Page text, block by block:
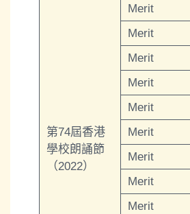
第74屆香港
學校朗誦節
（2022）
Merit
Merit
Merit
Merit
Merit
Merit
Merit
Merit
Merit